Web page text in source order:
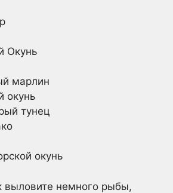
Окунь
марлин
окунь
тунец
окунь
выловите немного рыбы,